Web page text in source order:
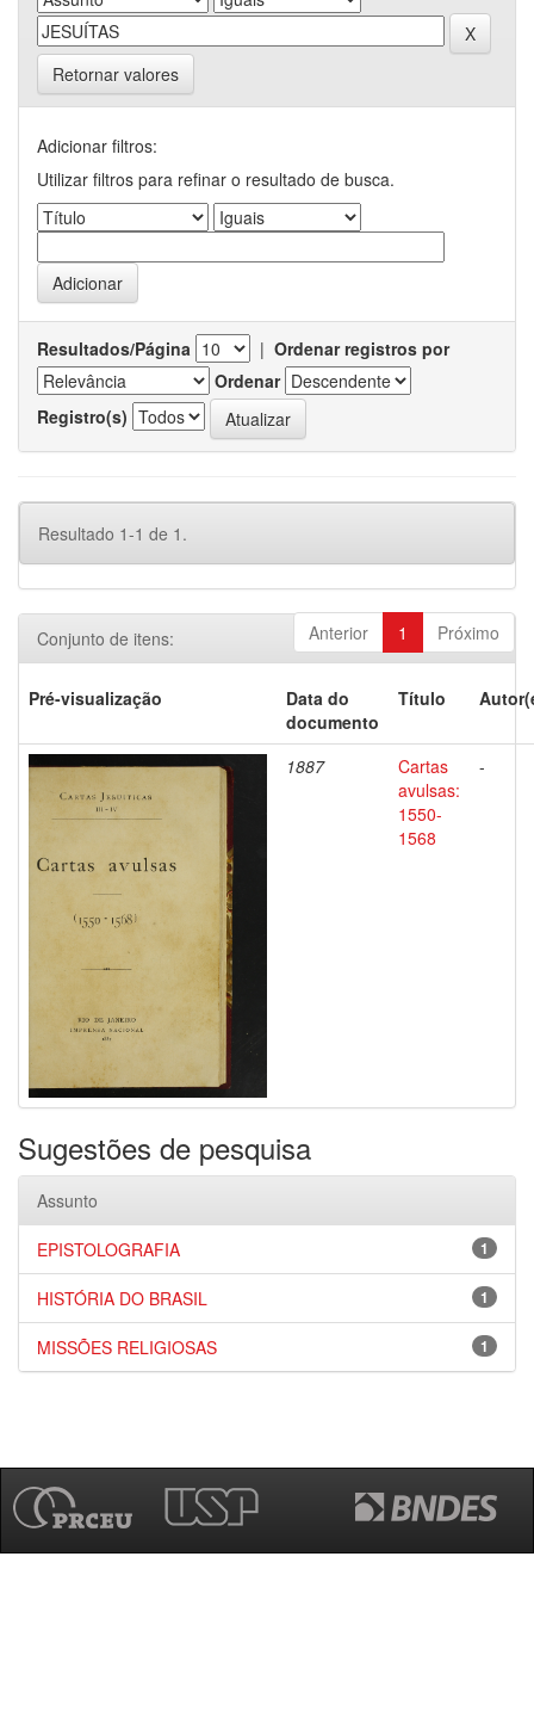
Retornar valores
Adicionar filtros:
Utilizar filtros para refinar o resultado de busca.
Resultados/Página | Ordenar registros por
Ordenar
Registro(s)
Resultado 1-1 de 1.
Anterior 1 Próximo
Conjunto de itens:
Pré-visualização
Data do
documento
Título
1887
Cartas
avulsas:
1550-
1568
-
Sugestões de pesquisa
Assunto
1
EPISTOLOGRAFIA
1
HISTÓRIA DO BRASIL
1
MISSÕES RELIGIOSAS